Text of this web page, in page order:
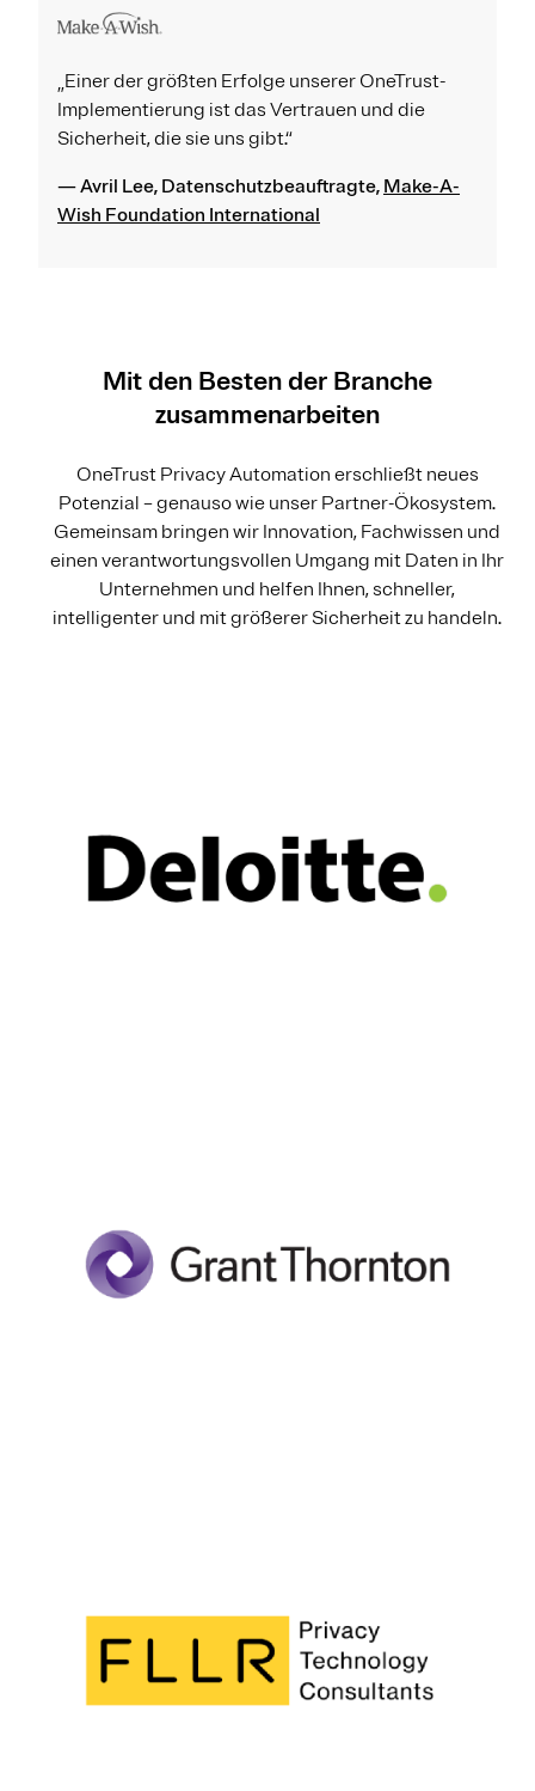
„Einer der größten Erfolge unserer OneTrust-
Implementierung ist das Vertrauen und die
Sicherheit, die sie uns gibt.“
— Avril Lee, Datenschutzbeauftragte, Make-A-
Wish Foundation International
Mit den Besten der Branche
zusammenarbeiten
OneTrust Privacy Automation erschließt neues
Potenzial – genauso wie unser Partner-Ökosystem.
Gemeinsam bringen wir Innovation, Fachwissen und
einen verantwortungsvollen Umgang mit Daten in Ihr
Unternehmen und helfen Ihnen, schneller,
intelligenter und mit größerer Sicherheit zu handeln.